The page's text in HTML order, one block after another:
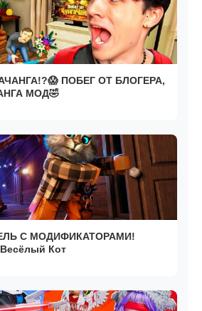
ПОБЕГ ОТ БЛОГЕРА,
МОД🤣
С МОДИФИКАТОРАМИ!
Весёлый Кот